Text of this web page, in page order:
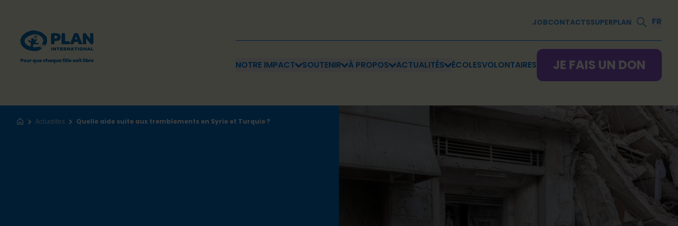
JOBCONTACTSSUPERPLAN FR
NOTRE IMPACT SOUTENIR À PROPOS ACTUALITÉS ÉCOLESVOLONTAIRES JE FAIS UN DON
AccueilActualites Quelle aide suite aux tremblements en Syrie et Turquie ?